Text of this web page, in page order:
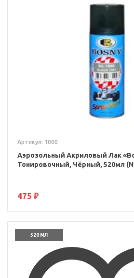
Артикул: 1000
Аэрозольный Акриловый Лак
Тонировочный, Чёрный, 520мл
475 ₽
520 МЛ